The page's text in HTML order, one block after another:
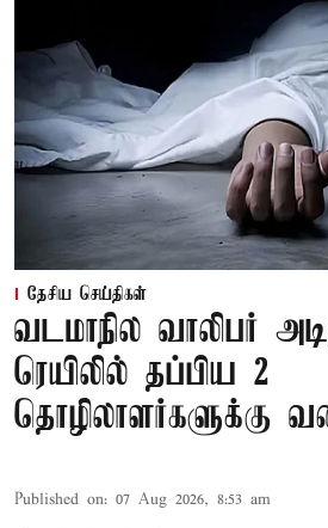
தேசிய செய்திகள்
வடமாநில வாலிபர்
ரெயிலில் தப்பிய 2
தொழிலாளர்களுக்கு
Published on: 07 Aug 2026, 8:53 am